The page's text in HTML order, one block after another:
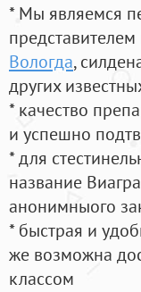
* Мы являемся
Вологда,
других
* качество
и успешно
* для
название
анонимныого
* быстрая и
же возможна
классом